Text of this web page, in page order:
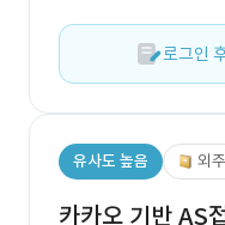
로그인
유사도 높음 외주
카카오 기반 AS